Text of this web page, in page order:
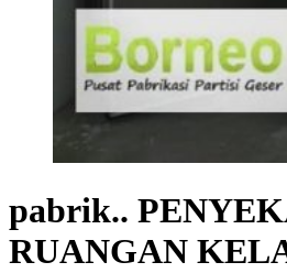
pabrik..
RUANGAN